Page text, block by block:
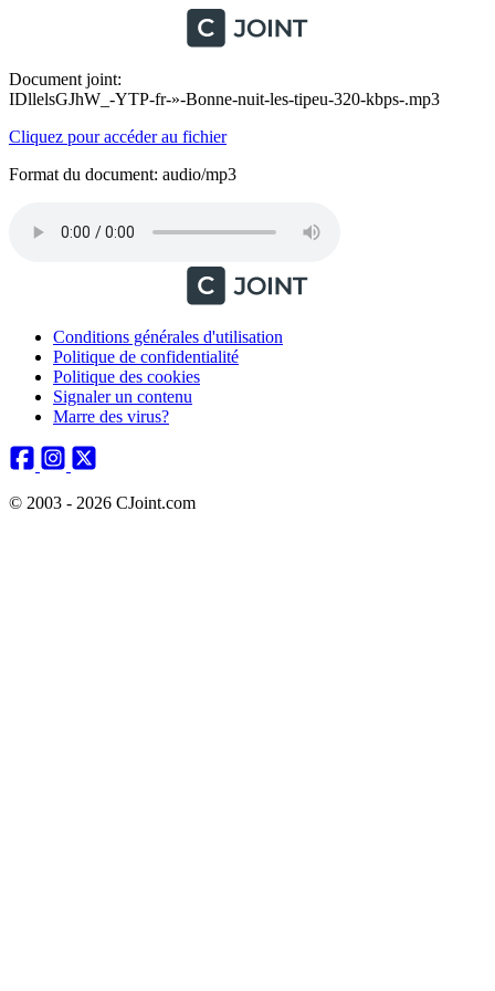
Document joint:
IDllelsGJhW_-YTP-fr-»-Bonne-nuit-les-tipeu-320-kbps-.mp3
Cliquez pour accéder au fichier
Format du document: audio/mp3
Conditions générales d'utilisation
Politique de confidentialité
Politique des cookies
Signaler un contenu
Marre des virus?
© 2003 - 2026 CJoint.com